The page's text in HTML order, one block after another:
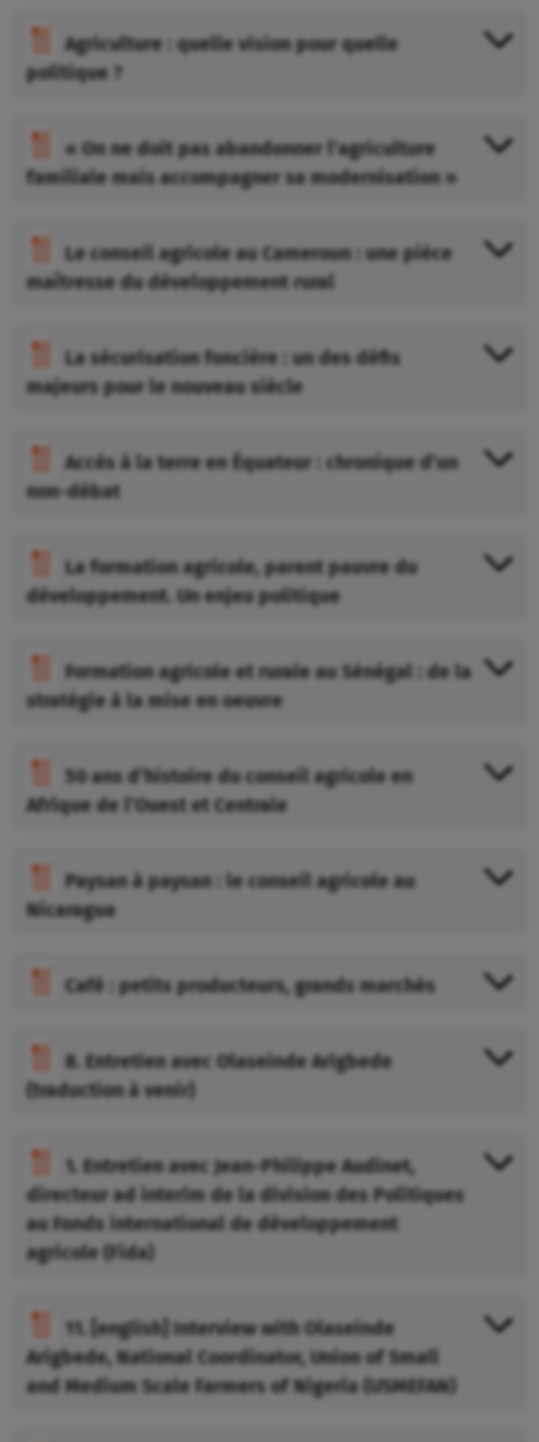
Agriculture : quelle vision pour quelle
politique ?
« On ne doit pas abandonner l’agriculture
familiale mais accompagner sa modernisation »
Le conseil agricole au Cameroun : une pièce
maîtresse du développement rural
La sécurisation foncière : un des défis
majeurs pour le nouveau siècle
Accès à la terre en Équateur : chronique d’un
non-débat
La formation agricole, parent pauvre du
développement. Un enjeu politique
Formation agricole et rurale au Sénégal : de la
stratégie à la mise en oeuvre
50 ans d’histoire du conseil agricole en
Afrique de l’Ouest et Centrale
Paysan à paysan : le conseil agricole au
Nicaragua
Café : petits producteurs, grands marchés
8. Entretien avec Olaseinde Arigbede
(traduction à venir)
1. Entretien avec Jean-Philippe Audinet,
directeur ad interim de la division des Politiques
au Fonds international de développement
agricole (Fida)
11. [english] Interview with Olaseinde
Arigbede, National Coordinator, Union of Small
and Medium Scale Farmers of Nigeria (USMEFAN)